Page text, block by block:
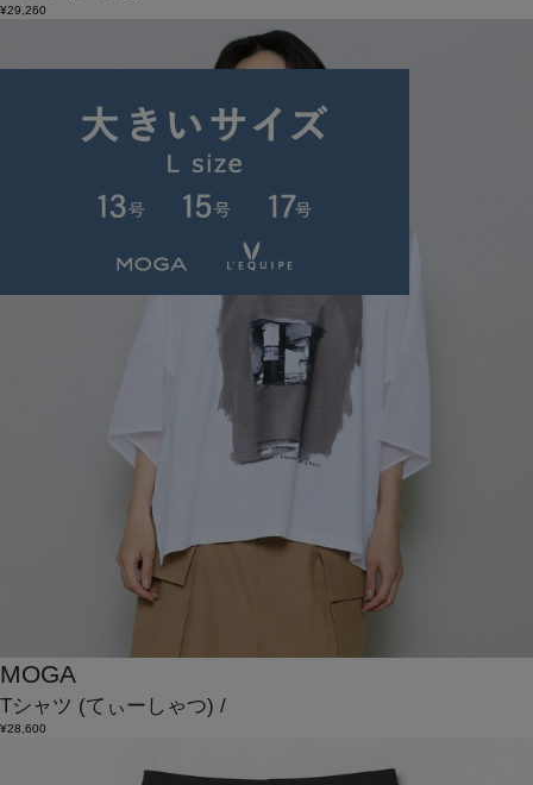
¥29,260
MOGA
Tシャツ (てぃーしゃつ) /
¥28,600